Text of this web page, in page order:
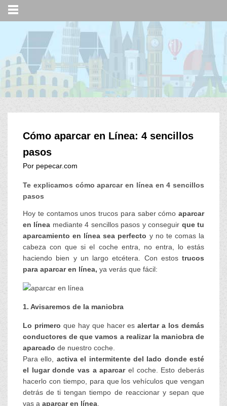
Cómo aparcar en Línea: 4 sencillos
pasos
Por pepecar.com
Te explicamos cómo aparcar en línea en 4 sencillos
pasos
Hoy te contamos unos trucos para saber cómo aparcar
en línea mediante 4 sencillos pasos y conseguir que tu
aparcamiento en línea sea perfecto y no te comas la
cabeza con que si el coche entra, no entra, lo estás
haciendo bien y un largo etcétera. Con estos trucos
para aparcar en línea, ya verás que fácil:
1. Avisaremos de la maniobra
Lo primero que hay que hacer esalertar a los demás
conductores de que vamos a realizar la maniobra de
aparcado de nuestro coche.
Para ello, activa el intermitente del lado donde esté
el lugar donde vas a aparcarel coche. Esto deberás
hacerlo con tiempo, para que los vehículos que vengan
detrás de ti tengan tiempo de reaccionar y sepan que
vas a aparcar en línea